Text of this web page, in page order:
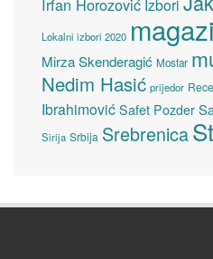
Izbori
Lokalni izbori 2020
Mirza Skenderagić Mostar
Nedim Hasić prijedor
Ibrahimović Safet Pozder
Sirija Srbija Srebrenica